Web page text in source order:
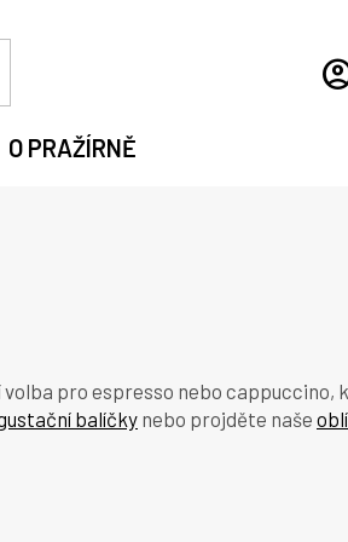
O PRAŽÍRNĚ
pro espresso nebo cappuccino,
balíčky nebo projděte naše